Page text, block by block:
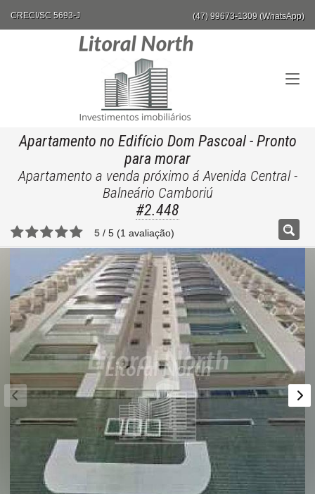
CRECI/SC 5693-J (47) 99673-1309 (WhatsApp)
Apartamento no Edifício Dom Pascoal- Pronto
para morar
Apartamento a venda próximo á Avenida Central -
Balneário Camboriú
#2.448
5 / 5 (1 avaliação)